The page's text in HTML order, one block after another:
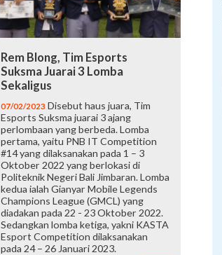
Rem Blong, Tim Esports
Suksma Juarai 3 Lomba
Sekaligus
07/02/2023 Disebut haus juara, Tim
Esports Suksma juarai 3 ajang
perlombaan yang berbeda. Lomba
pertama, yaitu PNB IT Competition
#14 yang dilaksanakan pada 1 – 3
Oktober 2022 yang berlokasi di
Politeknik Negeri Bali Jimbaran. Lomba
kedua ialah Gianyar Mobile Legends
Champions League (GMCL) yang
diadakan pada 22 - 23 Oktober 2022.
Sedangkan lomba ketiga, yakni KASTA
Esport Competition dilaksanakan
pada 24 – 26 Januari 2023.